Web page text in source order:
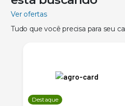
Ver ofertas
Tudo que você precisa para seu
Destaque